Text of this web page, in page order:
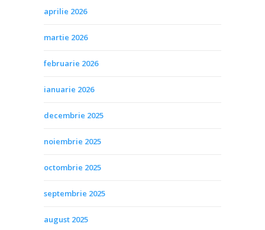
aprilie 2026
martie 2026
februarie 2026
ianuarie 2026
decembrie 2025
noiembrie 2025
octombrie 2025
septembrie 2025
august 2025